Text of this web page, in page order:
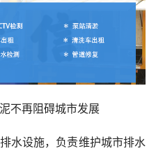
不再阻碍城市发展
水设施，负责维护城市排水